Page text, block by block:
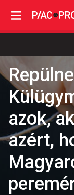
azok,
azért,